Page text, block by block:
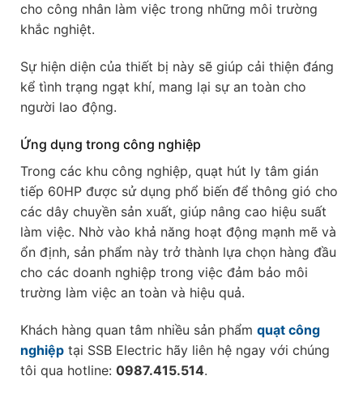
cho công nhân làm việc trong những môi trường
khắc nghiệt.
Sự hiện diện của thiết bị này sẽ giúp cải thiện đáng
kể tình trạng ngạt khí, mang lại sự an toàn cho
người lao động.
Ứng dụng trong công nghiệp
Trong các khu công nghiệp, quạt hút ly tâm gián
tiếp 60HP được sử dụng phổ biến để thông gió cho
các dây chuyền sản xuất, giúp nâng cao hiệu suất
làm việc. Nhờ vào khả năng hoạt động mạnh mẽ và
ổn định, sản phẩm này trở thành lựa chọn hàng đầu
cho các doanh nghiệp trong việc đảm bảo môi
trường làm việc an toàn và hiệu quả.
Khách hàng quan tâm nhiều sản phẩm quạt công
nghiệp tại SSB Electric hãy liên hệ ngay với chúng
tôi qua hotline: 0987.415.514.